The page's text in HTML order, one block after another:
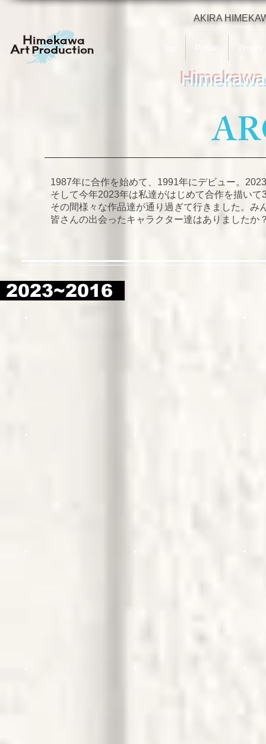
AKIRA
Profile Works
1987年に合作を始めて、1991年にデビュー。
そして今年2023年は私達がはじめて合作を描い
その間様々な作品達が通り過ぎて行きました。み
皆さんの出会ったキャラクター達はありましたか
2023~2016